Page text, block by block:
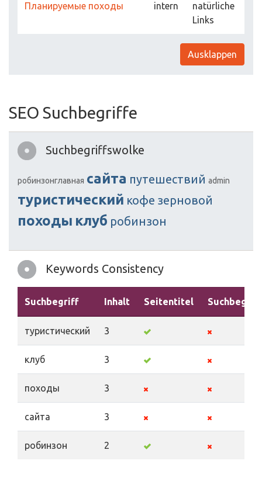
Планируемые походы intern
natürliche
Links
Ausklappen
SEO Suchbegriffe
Suchbegriffswolke
робинзонглавная сайта путешествий admin
туристический кофе зерновой
походы клуб робинзон
Keywords Consistency
Suchbegriff Inhalt Seitentitel
туристический 3
клуб 3
походы 3
сайта 3
робинзон 2